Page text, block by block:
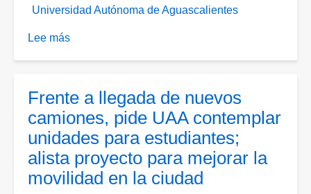
Universidad Autónoma de Aguascalientes
Lee más
el
Día
del
Maestro
en
la
Frente a llegada de nuevos
camiones, pide UAA contemplar
unidades para estudiantes;
alista proyecto para mejorar la
movilidad en la ciudad